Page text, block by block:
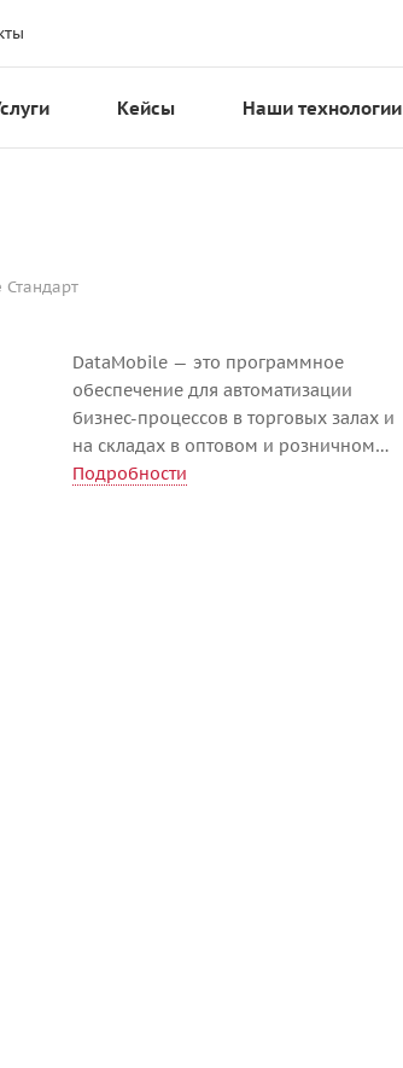
Кейсы Наши технологии
DataMobile — это программное
обеспечение для автоматизации
бизнес-процессов в торговых залах и
на складах в оптовом и розничном
сегментах. DataMobile входит в
Подробности